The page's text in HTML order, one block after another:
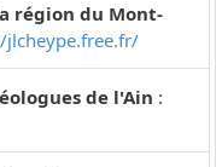
région du Mont-
de l'Ain :